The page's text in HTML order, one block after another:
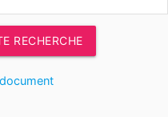
RECHERCHE